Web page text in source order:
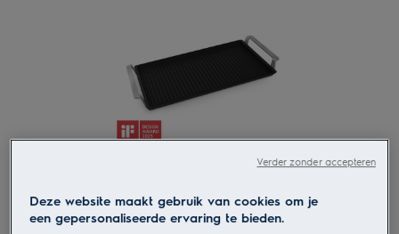
Tik om in te zoomen
Deze website maakt gebruik van cookies om je
een gepersonaliseerde ervaring te bieden.
Verder zonder accepteren